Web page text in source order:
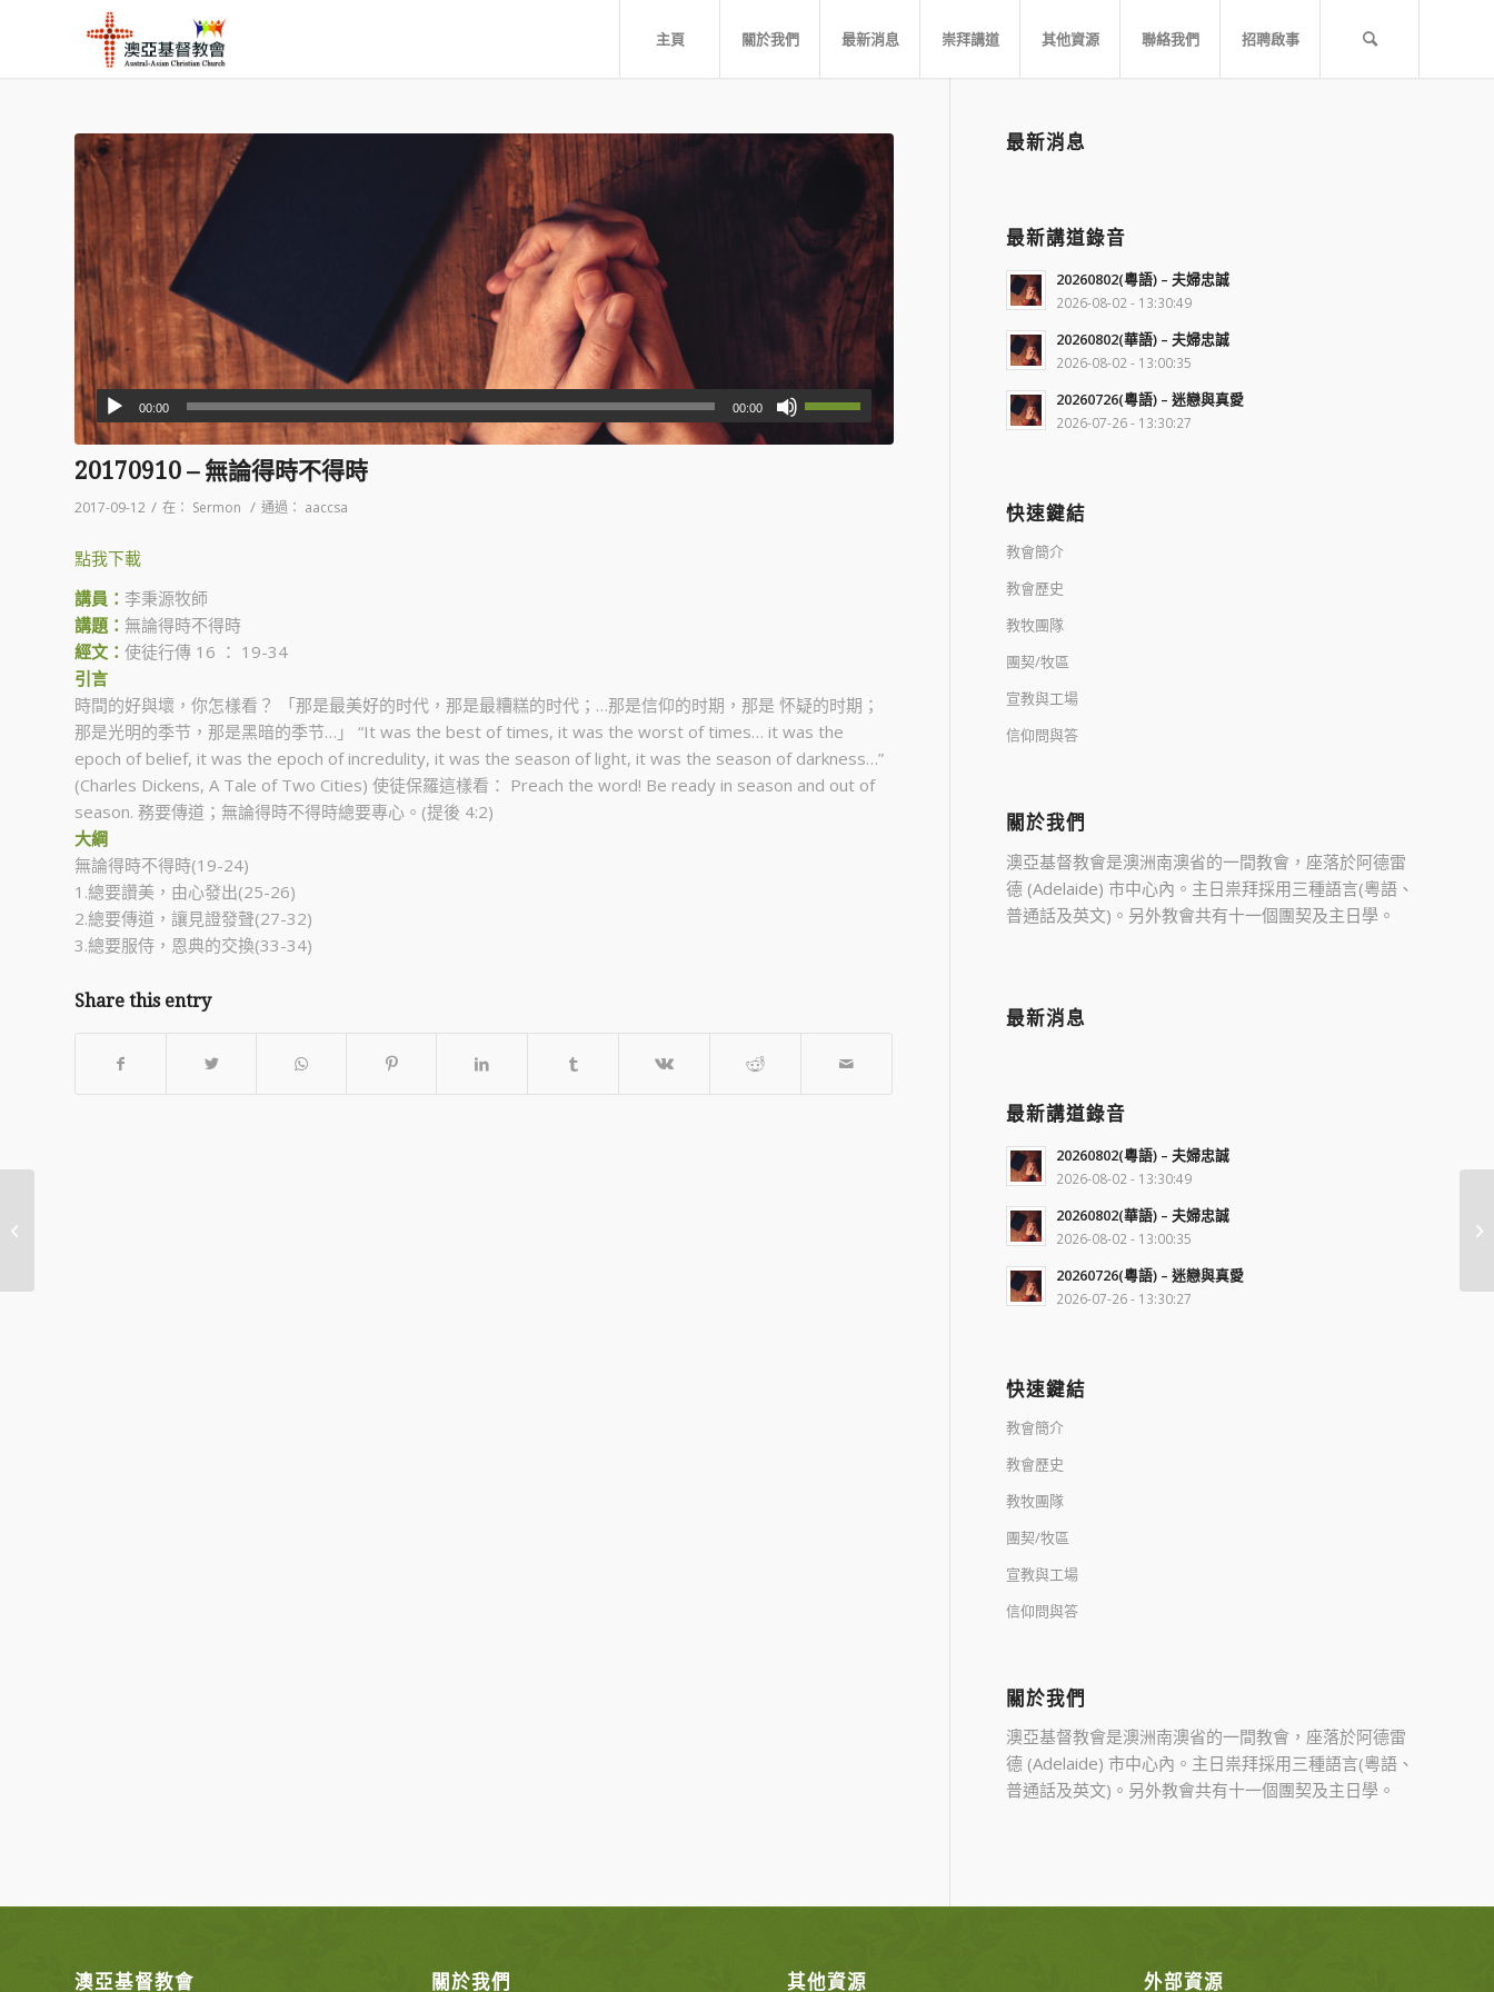
主頁 關於我們 最新消息 崇拜講道 其他資源 聯絡我們 招聘啟事
00:00 00:00
20170910 – 無論得時不得時
2017-09-12 / 在： Sermon / 通過： aaccsa
點我下載
講員： 李秉源牧師
講題： 無論得時不得時
經文： 使徒行傳 16 ： 19-34
引言
時間的好與壞，你怎樣看？ 「那是最美好的时代，那是最糟糕的时代；…那是信仰的时期，那是 怀疑的时期；
那是光明的季节，那是黑暗的季节…」 “It was the best of times, it was the worst of times… it was the
epoch of belief, it was the epoch of incredulity, it was the season of light, it was the season of darkness…”
(Charles Dickens, A Tale of Two Cities) 使徒保羅這樣看： Preach the word! Be ready in season and out of
season. 務要傳道；無論得時不得時總要專心。(提後 4:2)
大綱
無論得時不得時(19-24)
1.總要讚美，由心發出(25-26)
2.總要傳道，讓見證發聲(27-32)
3.總要服侍，恩典的交換(33-34)
Share this entry
最新消息
最新講道錄音
20260802(粵語) – 夫婦忠誠
2026-08-02 - 13:30:49
20260802(華語) – 夫婦忠誠
2026-08-02 - 13:00:35
20260726(粵語) – 迷戀與真愛
2026-07-26 - 13:30:27
快速鍵結
教會簡介
教會歷史
教牧團隊
團契/牧區
宣教與工場
信仰問與答
關於我們
澳亞基督教會是澳洲南澳省的一間教會，座落於阿德雷
德 (Adelaide) 市中心內。主日祟拜採用三種語言(粵語、
普通話及英文)。另外教會共有十一個團契及主日學。
最新消息
最新講道錄音
20260802(粵語) – 夫婦忠誠
2026-08-02 - 13:30:49
20260802(華語) – 夫婦忠誠
2026-08-02 - 13:00:35
20260726(粵語) – 迷戀與真愛
2026-07-26 - 13:30:27
快速鍵結
教會簡介
教會歷史
教牧團隊
團契/牧區
宣教與工場
信仰問與答
關於我們
澳亞基督教會是澳洲南澳省的一間教會，座落於阿德雷
德 (Adelaide) 市中心內。主日祟拜採用三種語言(粵語、
普通話及英文)。另外教會共有十一個團契及主日學。
澳亞基督教會 關於我們 其他資源 外部資源